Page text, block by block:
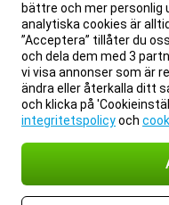
bättre och mer personlig
analytiska cookies är
”Acceptera” tillåter du
och dela dem med 3
vi visa annonser som är
ändra eller återkalla ditt
och klicka på
integritetspolicyoch